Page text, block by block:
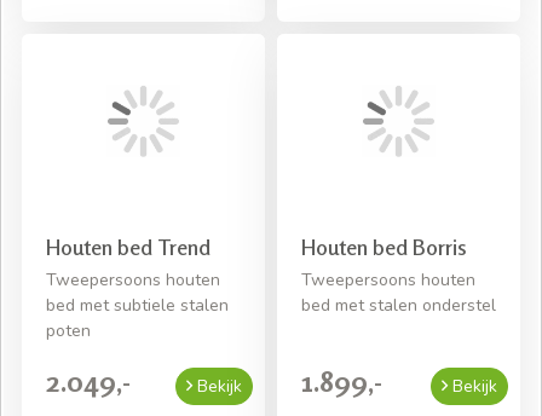
Houten bed Trend
Tweepersoons houten
bed met subtiele stalen
poten
2.049,- Bekijk
Houten bed Borris
Tweepersoons houten
bed met stalen onderstel
1.899,- Bekijk